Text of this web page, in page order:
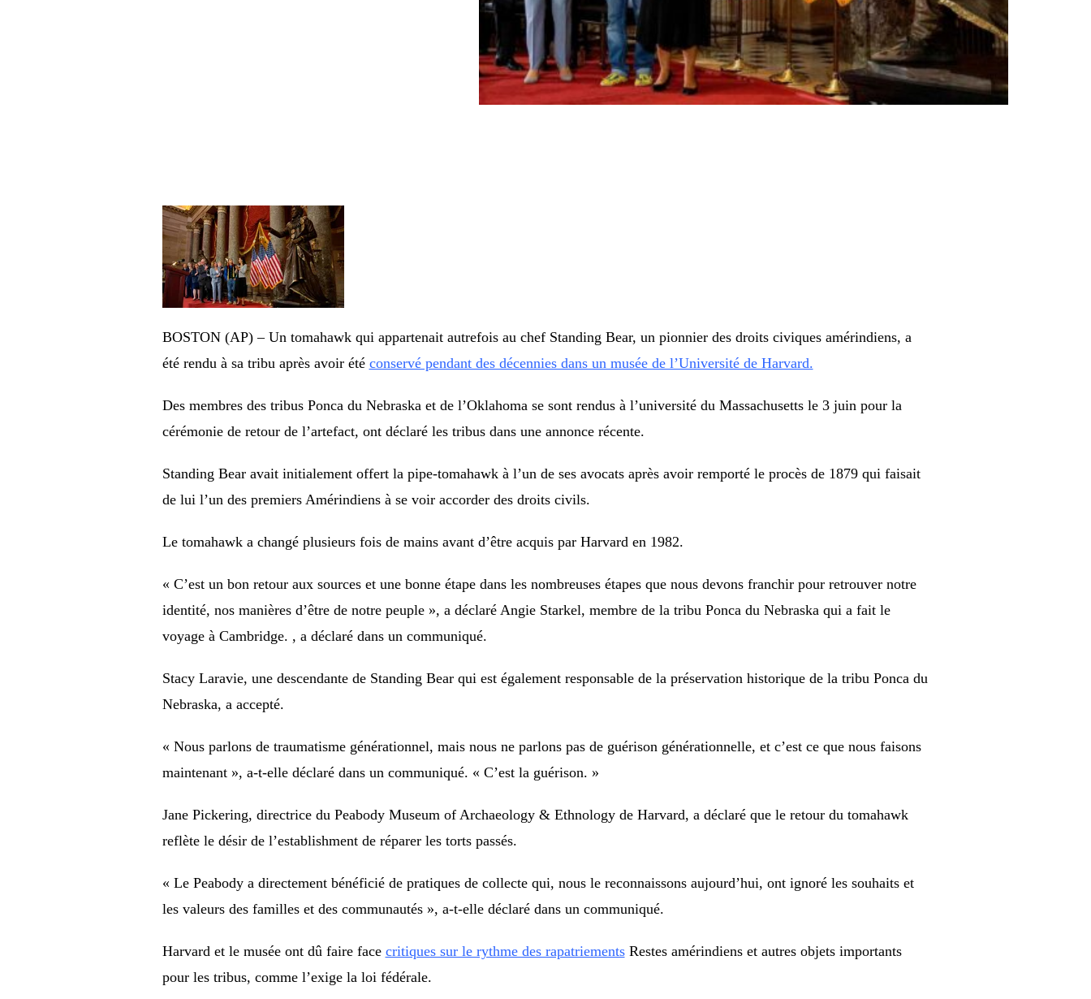
BOSTON (AP) – Un tomahawk qui appartenait autrefois au chef Standing Bear, un pionnier des droits civiques amérindiens, a
été rendu à sa tribu après avoir été conservé pendant des décennies dans un musée de l’Université de Harvard.
Des membres des tribus Ponca du Nebraska et de l’Oklahoma se sont rendus à l’université du Massachusetts le 3 juin pour la
cérémonie de retour de l’artefact, ont déclaré les tribus dans une annonce récente.
Standing Bear avait initialement offert la pipe-tomahawk à l’un de ses avocats après avoir remporté le procès de 1879 qui faisait
de lui l’un des premiers Amérindiens à se voir accorder des droits civils.
Le tomahawk a changé plusieurs fois de mains avant d’être acquis par Harvard en 1982.
« C’est un bon retour aux sources et une bonne étape dans les nombreuses étapes que nous devons franchir pour retrouver notre
identité, nos manières d’être de notre peuple », a déclaré Angie Starkel, membre de la tribu Ponca du Nebraska qui a fait le
voyage à Cambridge. , a déclaré dans un communiqué.
Stacy Laravie, une descendante de Standing Bear qui est également responsable de la préservation historique de la tribu Ponca du
Nebraska, a accepté.
« Nous parlons de traumatisme générationnel, mais nous ne parlons pas de guérison générationnelle, et c’est ce que nous faisons
maintenant », a-t-elle déclaré dans un communiqué. « C’est la guérison. »
Jane Pickering, directrice du Peabody Museum of Archaeology & Ethnology de Harvard, a déclaré que le retour du tomahawk
reflète le désir de l’establishment de réparer les torts passés.
« Le Peabody a directement bénéficié de pratiques de collecte qui, nous le reconnaissons aujourd’hui, ont ignoré les souhaits et
les valeurs des familles et des communautés », a-t-elle déclaré dans un communiqué.
Harvard et le musée ont dû faire face critiques sur le rythme des rapatriementsRestes amérindiens et autres objets importants
pour les tribus, comme l’exige la loi fédérale.